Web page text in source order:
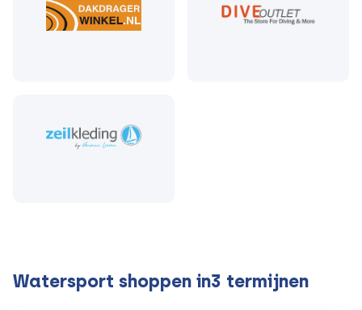
Watersport shoppen in3 termijnen